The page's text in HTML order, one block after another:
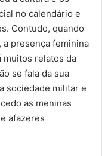
no calendário e
Contudo, quando
presença feminina
muitos relatos da
se fala da sua
sociedade militar e
as meninas
afazeres